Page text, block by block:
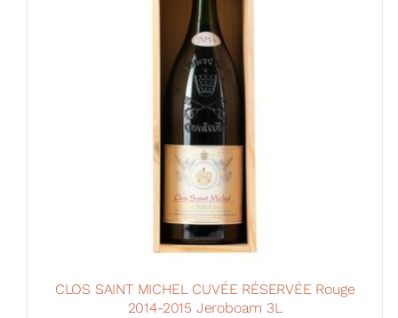
CLOS SAINT MICHEL CUVÉE RÉSERVÉE Rouge
2014-2015 Jeroboam 3L